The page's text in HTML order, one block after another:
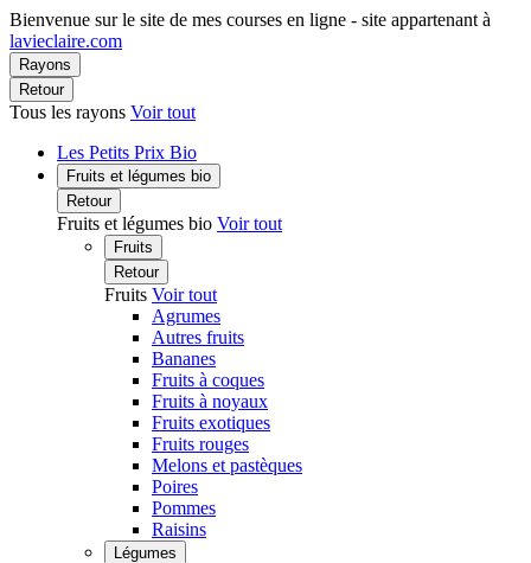
Bienvenue sur le site de mes courses en ligne - site appartenant à
lavieclaire.com
Rayons
Retour
Tous les rayons Voir tout
Les Petits Prix Bio
Fruits et légumes bio
Retour
Fruits et légumes bio Voir tout
Fruits
Retour
Fruits Voir tout
Agrumes
Autres fruits
Bananes
Fruits à coques
Fruits à noyaux
Fruits exotiques
Fruits rouges
Melons et pastèques
Poires
Pommes
Raisins
Légumes